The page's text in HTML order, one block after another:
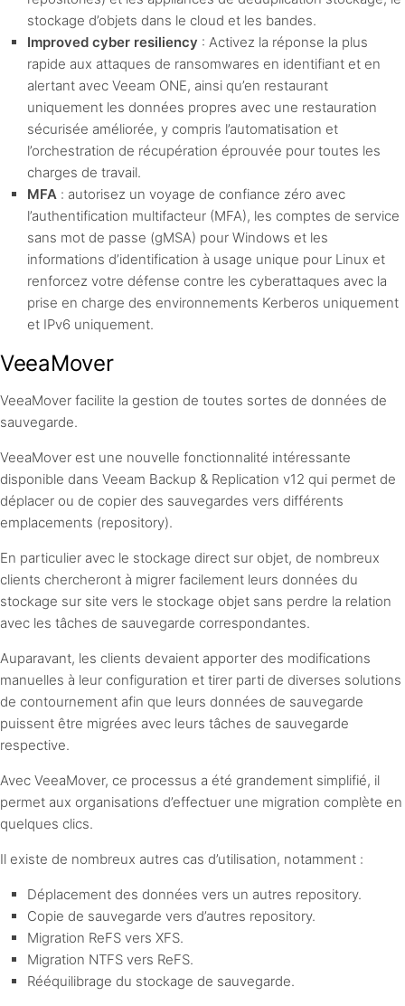
stockage d’objets dans le cloud et les bandes.
Improved cyber resiliency : Activez la réponse la plus
rapide aux attaques de ransomwares en identifiant et en
alertant avec Veeam ONE, ainsi qu’en restaurant
uniquement les données propres avec une restauration
sécurisée améliorée, y compris l’automatisation et
l’orchestration de récupération éprouvée pour toutes les
charges de travail.
MFA : autorisez un voyage de confiance zéro avec
l’authentification multifacteur (MFA), les comptes de service
sans mot de passe (gMSA) pour Windows et les
informations d’identification à usage unique pour Linux et
renforcez votre défense contre les cyberattaques avec la
prise en charge des environnements Kerberos uniquement
et IPv6 uniquement.
VeeaMover
VeeaMover facilite la gestion de toutes sortes de données de
sauvegarde.
VeeaMover est une nouvelle fonctionnalité intéressante
disponible dans Veeam Backup & Replication v12 qui permet de
déplacer ou de copier des sauvegardes vers différents
emplacements (repository).
En particulier avec le stockage direct sur objet, de nombreux
clients chercheront à migrer facilement leurs données du
stockage sur site vers le stockage objet sans perdre la relation
avec les tâches de sauvegarde correspondantes.
Auparavant, les clients devaient apporter des modifications
manuelles à leur configuration et tirer parti de diverses solutions
de contournement afin que leurs données de sauvegarde
puissent être migrées avec leurs tâches de sauvegarde
respective.
Avec VeeaMover, ce processus a été grandement simplifié, il
permet aux organisations d’effectuer une migration complète en
quelques clics.
Il existe de nombreux autres cas d’utilisation, notamment :
Déplacement des données vers un autres repository.
Copie de sauvegarde vers d’autres repository.
Migration ReFS vers XFS.
Migration NTFS vers ReFS.
Rééquilibrage du stockage de sauvegarde.